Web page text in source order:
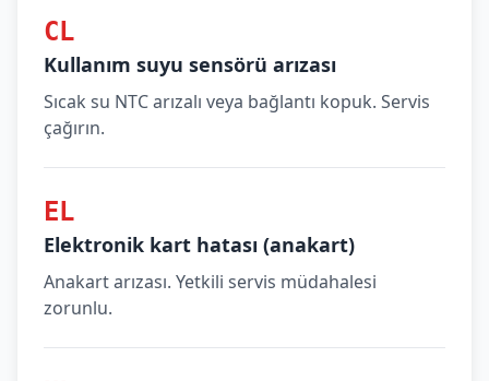
CL
Kullanım suyu sensörü arızası
Sıcak su NTC arızalı veya bağlantı kopuk. Servis
çağırın.
EL
Elektronik kart hatası (anakart)
Anakart arızası. Yetkili servis müdahalesi
zorunlu.